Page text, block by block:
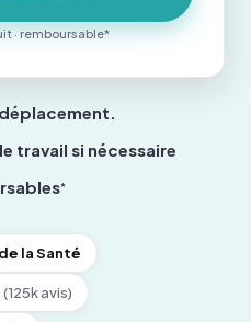
travail si nécessaire
*
la Santé
avis)
· remboursable*